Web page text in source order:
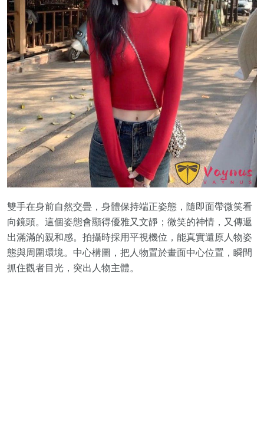
雙手在身前自然交疊，身體保持端正姿態，隨即面帶微笑看
向鏡頭。這個姿態會顯得優雅又文靜；微笑的神情，又傳遞
出滿滿的親和感。拍攝時採用平視機位，能真實還原人物姿
態與周圍環境。中心構圖，把人物置於畫面中心位置，瞬間
抓住觀者目光，突出人物主體。